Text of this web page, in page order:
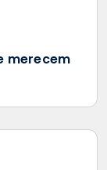
merecem